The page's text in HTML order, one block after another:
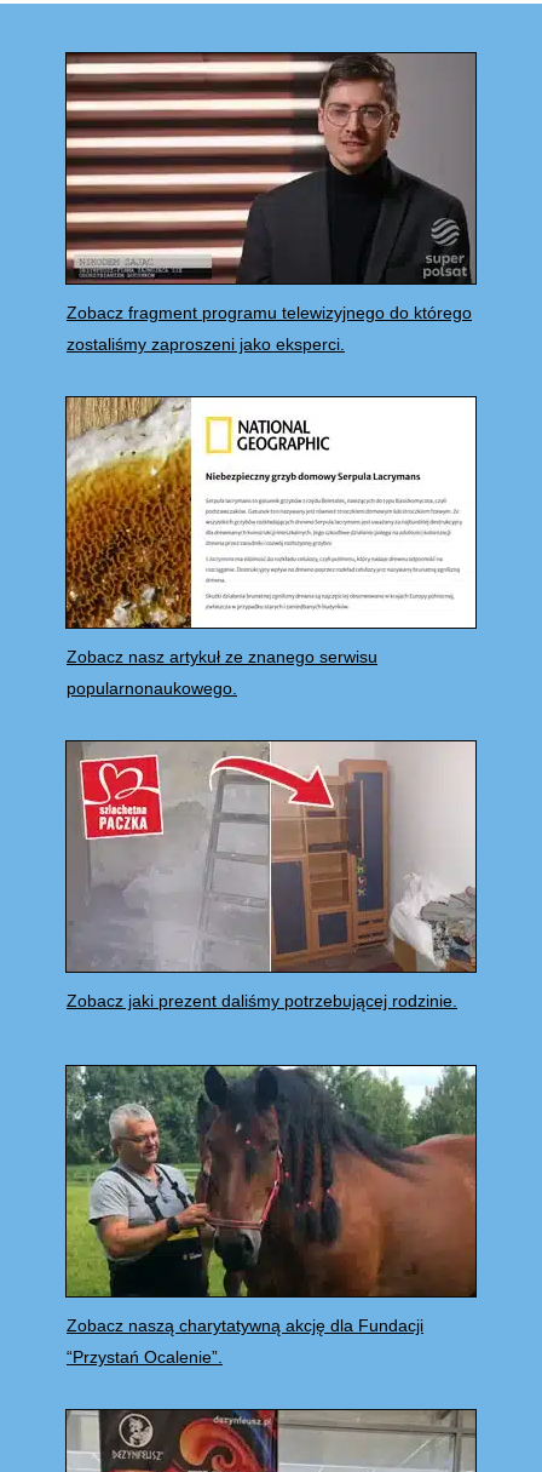
Zobacz fragment programu telewizyjnego do którego
zostaliśmy zaproszeni jako eksperci.
Zobacz nasz artykuł ze znanego serwisu
popularnonaukowego.
Zobacz jaki prezent daliśmy potrzebującej rodzinie.
Zobacz naszą charytatywną akcję dla Fundacji
“Przystań Ocalenie”.